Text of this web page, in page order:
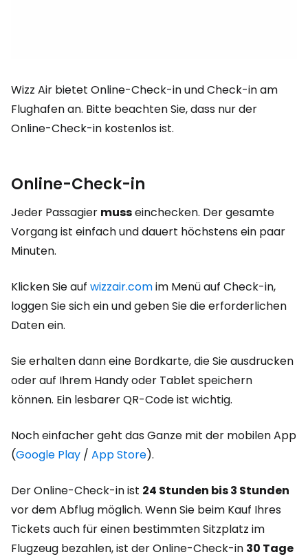
Wizz Air bietet Online-Check-in und Check-in am
Flughafen an. Bitte beachten Sie, dass nur der
Online-Check-in kostenlos ist.
Online-Check-in
Jeder Passagier musseinchecken. Der gesamte
Vorgang ist einfach und dauert höchstens ein paar
Minuten.
Klicken Sie auf wizzair.comim Menü auf Check-in,
loggen Sie sich ein und geben Sie die erforderlichen
Daten ein.
Sie erhalten dann eine Bordkarte, die Sie ausdrucken
oder auf Ihrem Handy oder Tablet speichern
können. Ein lesbarer QR-Code ist wichtig.
Noch einfacher geht das Ganze mit der mobilen App
(Google Play / App Store).
Der Online-Check-in ist 24 Stunden bis 3 Stunden
vor dem Abflug möglich. Wenn Sie beim Kauf Ihres
Tickets auch für einen bestimmten Sitzplatz im
Flugzeug bezahlen, ist der Online-Check-in 30 Tage